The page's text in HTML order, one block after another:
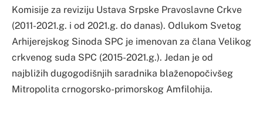
Komisije za reviziju Ustava Srpske Pravoslavne Crkve
(2011-2021.g. i od 2021.g. do danas). Odlukom Svetog
Arhijerejskog Sinoda SPC je imenovan za člana Velikog
crkvenog suda SPC (2015-2021.g.). Jedan je od
najbližih dugogodišnjih saradnika blaženopočivšeg
Mitropolita crnogorsko-primorskog Amfilohija.